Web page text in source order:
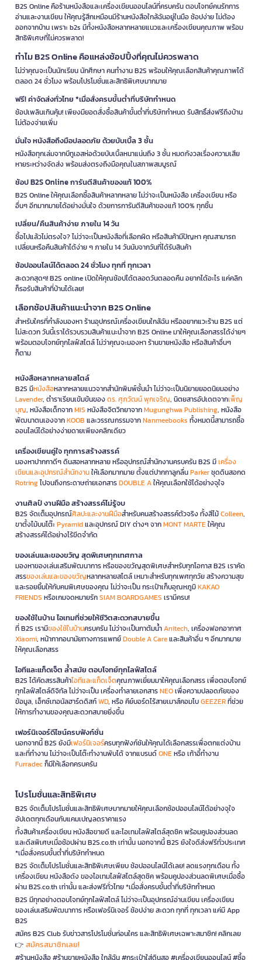
B2S Online คือร้านหนังสือและเครื่องเขียนออนไลน์ที่ครบครัน ตอบโจทย์คนรักการ
อ่านและงานเขียน ให้คุณรู้สึกเหมือนมีร้านหนังสือใกล้ฉันอยู่ในมือ ช้อปง่าย ไม่ต้อง
ออกจากบ้าน เพราะ b2s มีทั้งหนังสือหลากหลายแนวและเครื่องเขียนคุณภาพ พร้อม
สิทธิพิเศษที่ไม่ควรพลาด!
ทำไม B2S Online คือแหล่งช้อปปิ้งที่คุณไม่ควรพลาด
ไม่ว่าคุณจะเป็นนักเรียน นักศึกษา คนทำงาน B2S พร้อมให้คุณเลือกสินค้าคุณภาพได้
ตลอด 24 ชั่วโมง พร้อมโปรโมชั่นและสิทธิพิเศษมากมาย
ฟรี! ค่าจัดส่งทั่วไทย *เมื่อสั่งครบขั้นต่ำที่บริษัทกำหนด
ช้อปเพลินเกินคุ้ม! เพียงมียอดสั่งซื้อสินค้าขั้นต่ำที่บริษัทกำหนด รับสิทธิ์ส่งฟรีถึงบ้าน
ไม่ต้องจ่ายเพิ่ม
มั่นใจ หนังสือถึงมือปลอดภัย ด้วยบับเบิ้ล 3 ชั้น
หนังสือทุกเล่มจากบีทูเอสห่อด้วยบับเบิ้ลหนาแน่นถึง 3 ชั้น หมดกังวลเรื่องความเสีย
หายระหว่างจัดส่ง พร้อมส่งตรงถึงมือคุณในสภาพสมบูรณ์
ช้อป B2S Online การันตีสินค้าของแท้ 100%
B2S Online ให้คุณเลือกซื้อสินค้าหลากหลาย ไม่ว่าจะเป็นหนังสือ เครื่องเขียน หรือ
อื่นๆ อีกมากมายได้อย่างมั่นใจ ด้วยการการันตีสินค้าของแท้ 100% ทุกชิ้น
เปลี่ยน/คืนสินค้าง่าย ภายใน 14 วัน
ซื้อไปแล้วไม่ตรงใจ? ไม่ว่าจะเป็นหนังสือที่เลือกผิด หรือสินค้ามีปัญหา คุณสามารถ
เปลี่ยนหรือคืนสินค้าได้ง่าย ๆ ภายใน 14 วันนับจากวันที่ได้รับสินค้า
ช้อปออนไลน์ได้ตลอด 24 ชั่วโมง ทุกที่ ทุกเวลา
สะดวกสุดๆ! B2S online เปิดให้คุณช้อปได้ตลอดวันตลอดคืน อยากได้อะไร แค่คลิก
ก็รอรับสินค้าที่บ้านได้เลย!
เลือกช้อปสินค้าแนะนำจาก B2S Online
สำหรับใครที่กำลังมองหา ร้านอุปกรณ์เครื่องเขียนใกล้ฉัน หรืออยากแวะร้าน B2S แต่
ไม่สะดวก วันนี้เราได้รวบรวมสินค้าแนะนำจาก B2S Online มาให้คุณเลือกสรรได้ง่ายๆ
พร้อมตอบโจทย์ทุกไลฟ์สไตล์ ไม่ว่าคุณจะมองหา ร้านขายหนังสือ หรือสินค้าอื่นๆ
ก็ตาม
หนังสือหลากหลายสไตล์
B2S มีหนังสือหลากหลายแนวจากสำนักพิมพ์ชั้นนำ ไม่ว่าจะเป็นนิยายยอดนิยมอย่าง
Lavender, ตำราเรียนเข้มข้นของดร. ศุภวัฒน์ พุกเจริญ, นิตยสารอัปเดตจากเพ็ญ
บุญ, หนังสือเด็กจากMIS หนังสือจิตวิทยาจากMugunghwa Publishing, หนังสือ
พัฒนาตนเองจากKOOB และวรรณกรรมจากNanmeebooks ทั้งหมดนี้สามารถซื้อ
ออนไลน์ได้อย่างง่ายดายเพียงคลิกเดียว
เครื่องเขียนคู่ใจ ทุกการสร้างสรรค์
มองหาปากกาดีๆ ดินสอหลากหลาย หรืออุปกรณ์สำนักงานครบครัน B2S มีเครื่อง
เขียนและอุปกรณ์สำนักงานให้เลือกมากมาย ตั้งแต่ปากกาลูกลื่นParkerชุดดินสอกด
Rotringไปจนถึงกระดาษถ่ายเอกสารDOUBLE Aให้คุณเลือกใช้ได้อย่างจุใจ
งานศิลป์ งานฝีมือ สร้างสรรค์ไม่รู้จบ
B2S จัดเต็มอุปกรณ์ศิลปะและงานฝีมือสำหรับคนสร้างสรรค์ตัวจริง ทั้งสีไม้Colleen,
ขาตั้งไม้บนโต๊ะPyramidและอุปกรณ์ DIY ต่างๆ จากMONT MARTEให้คุณ
สร้างสรรค์ได้อย่างไร้ขีดจำกัด
ของเล่นและของขวัญ สุดพิเศษทุกเทศกาล
มองหาของเล่นเสริมพัฒนาการ หรือของขวัญสุดพิเศษสำหรับทุกโอกาส B2S เราคัด
สรรของเล่นและของขวัญหลากหลายสไตล์ เหมาะสำหรับทุกเพศทุกวัย สร้างความสุข
และรอยยิ้มให้กับคนพิเศษของคุณ ไม่ว่าจะเป็น กระเป๋าเก็บอุณหภูมิKAKAO
FRIENDS หรือเกมจดหมายรักSIAM BOARDGAMES เรามีครบ!
ของใช้ในบ้าน ไอเทมที่ช่วยให้ชีวิตสะดวกสบายขึ้น
ที่ B2S เรามีของใช้ในบ้านครบครัน ไม่ว่าจะเป็นกาต้มน้ำAnitech, เครื่องฟอกอากาศ
Xiaomi, หน้ากากอนามัยทางการแพทย์Double A Careและสินค้าอื่น ๆ อีกมากมาย
ให้คุณเลือกสรร
ไอทีและแก็ดเจ็ต ล้ำสมัย ตอบโจทย์ทุกไลฟ์สไตล์
B2S ได้คัดสรรสินค้าไอทีและแก็ดเจ็ตคุณภาพเยี่ยมมาให้คุณเลือกสรร เพื่อตอบโจทย์
ทุกไลฟ์สไตล์ดิจิทัล ไม่ว่าจะเป็น เครื่องทำลายเอกสารNEOเพื่อความปลอดภัยของ
ข้อมูล, เอ็กซ์เทอนัลฮาร์ดดิสก์WD, หรือ คีย์บอร์ดไร้สายเมาส์คอมโบGEEZERที่ช่วย
ให้การทำงานของคุณสะดวกสบายยิ่งขึ้น
เฟอร์นิเจอร์ดีไซน์ครบฟังก์ชั่น
นอกจากนี้ B2S ยังมีเฟอร์นิเจอร์ครบทุกฟังก์ชันให้คุณได้เลือกสรรเพื่อตกแต่งบ้าน
และที่ทำงาน ไม่ว่าจะเป็นโต๊ะทำงานพับได้ จากแบรนด์ONEหรือ เก้าอี้ทำงาน
Furradecก็มีให้เลือกครบครัน
โปรโมชั่นและสิทธิพิเศษ
B2S จัดเต็มโปรโมชั่นและสิทธิพิเศษมากมายให้คุณเลือกช้อปออนไลน์ได้อย่างจุใจ
อัปเดตทุกเดือนกับแคมเปญลดราคาแรง
ทั้งสินค้าเครื่องเขียน หนังสือขายดี และไอเทมไลฟ์สไตล์สุดชิค พร้อมคูปองส่วนลด
และดีลพิเศษเมื่อช้อปผ่าน B2S.co.th เท่านั้น นอกจากนี้ B2S ยังใจดีส่งฟรีทั่วประเทศ
*เมื่อสั่งครบขั้นต่ำที่บริษัทกำหนด
B2S จัดเต็มโปรโมชั่นและสิทธิพิเศษเพียบ ช้อปออนไลน์ได้เลย! ลดแรงทุกเดือน ทั้ง
เครื่องเขียน หนังสือดัง ของไอเทมไลฟ์สไตล์สุดชิค พร้อมคูปองส่วนลดพิเศษเมื่อซื้อ
ผ่าน B2S.co.th เท่านั้น และส่งฟรีทั่วไทย *เมื่อสั่งครบขั้นต่ำที่บริษัทกำหนด
B2S มีทุกอย่างตอบโจทย์ทุกไลฟ์สไตล์ ไม่ว่าจะเป็นอุปกรณ์อ่านเขียน เครื่องเขียน
ของเล่นเสริมพัฒนาการ หรือเฟอร์นิเจอร์ ช้อปง่าย สะดวก ทุกที่ ทุกเวลา แค่มี App
B2S
สมัคร B2S Club รับข่าวสารโปรโมชั่นก่อนใคร และสิทธิพิเศษเฉพาะสมาชิก! คลิกเลย
👉 สมัครสมาชิกเลย!
#ร้านหนังสือ #ร้านขายหนังสือ ใกล้ฉัน #กระเป๋าใส่ดินสอ #เครื่องเขียนออนไลน์ #ซื้อ